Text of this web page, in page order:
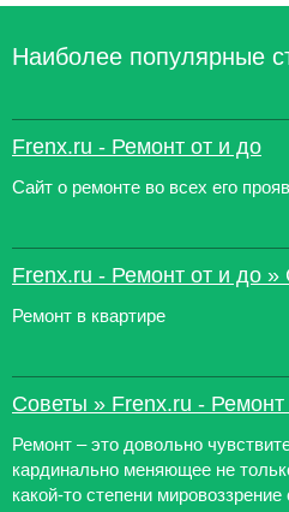
Наиболее популярные
Frenx.ru - Ремонт от и до
Сайт о ремонте во всех его
Frenx.ru - Ремонт от и до »
Ремонт в квартире
Советы » Frenx.ru - Ремонт
Ремонт – это довольно
кардинально меняющее не
какой-то степени